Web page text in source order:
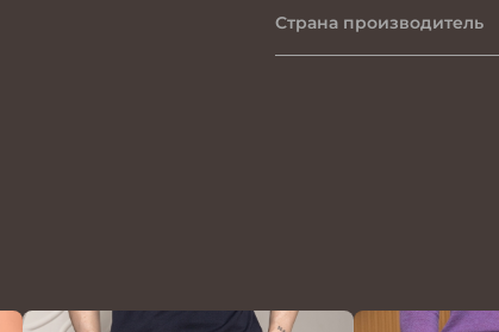
Страна производитель